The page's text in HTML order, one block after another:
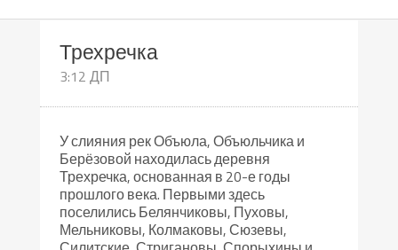
Трехречка
3:12 ДП
У слияния рек Объюла, Объюльчика и
Берёзовой находилась деревня
Трехречка, основанная в 20-е годы
прошлого века. Первыми здесь
поселились Белянчиковы, Пуховы,
Мельниковы, Колмаковы, Сюзевы,